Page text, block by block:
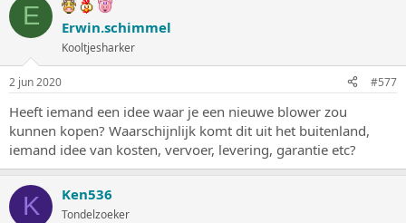
E Erwin.schimmel
Kooltjesharker
2 jun 2020 #577
Heeft iemand een idee waar je een nieuwe blower zou
kunnen kopen? Waarschijnlijk komt dit uit het buitenland,
iemand idee van kosten, vervoer, levering, garantie etc?
K Ken536
Tondelzoeker